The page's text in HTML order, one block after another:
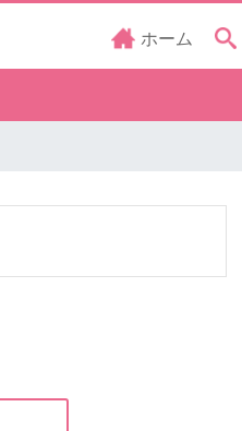
ホーム